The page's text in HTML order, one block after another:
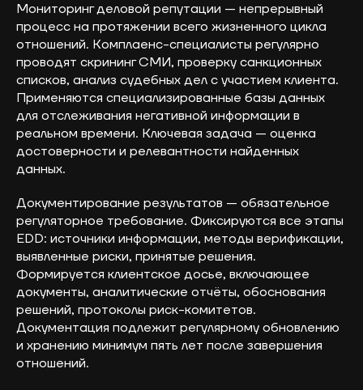
Мониторинг деловой репутации — непрерывный
процесс на протяжении всего жизненного цикла
отношений. Комплаенс-специалисты регулярно
проводят скрининг СМИ, проверку санкционных
списков, анализ судебных дел с участием клиента.
Применяются специализированные базы данных
для отслеживания негативной информации в
реальном времени. Ключевая задача — оценка
достоверности и релевантности найденных
данных.
Документирование результатов — обязательное
регуляторное требование. Фиксируются все этапы
EDD: источники информации, методы верификации,
выявленные риски, принятые решения.
Формируется клиентское досье, включающее
документы, аналитические отчёты, обоснования
решений, протоколы риск-комитетов.
Документация подлежит регулярному обновлению
и хранению минимум пять лет после завершения
отношений.